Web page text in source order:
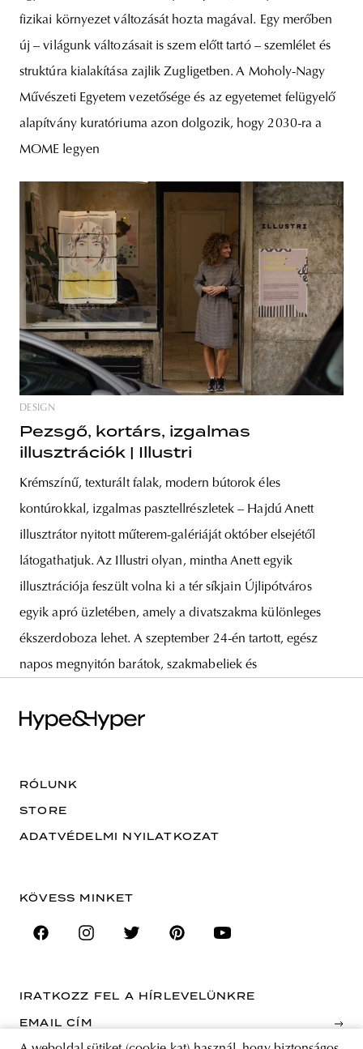
fizikai környezet változását hozta magával. Egy merőben
új – világunk változásait is szem előtt tartó – szemlélet és
struktúra kialakítása zajlik Zugligetben. A Moholy-Nagy
Művészeti Egyetem vezetősége és az egyetemet felügyelő
alapítvány kuratóriuma azon dolgozik, hogy 2030-ra a
MOME legyen
DESIGN
Pezsgő, kortárs, izgalmas
illusztrációk | Illustri
Krémszínű, texturált falak, modern bútorok éles
kontúrokkal, izgalmas pasztellrészletek – Hajdú Anett
illusztrátor nyitott műterem-galériáját október elsejétől
látogathatjuk. Az Illustri olyan, mintha Anett egyik
illusztrációja feszült volna ki a tér síkjain Újlipótváros
egyik apró üzletében, amely a divatszakma különleges
ékszerdoboza lehet. A szeptember 24-én tartott, egész
napos megnyitón barátok, szakmabeliek és
RÓLUNK
STORE
ADATVÉDELMI NYILATKOZAT
KÖVESS MINKET
IRATKOZZ FEL A HÍRLEVELÜNKRE
EMAIL CÍM